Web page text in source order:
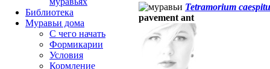
Tetramorium
pavement ant
Библиотека
Муравьи дома
С чего начать
Формикарии
Условия
Кормление